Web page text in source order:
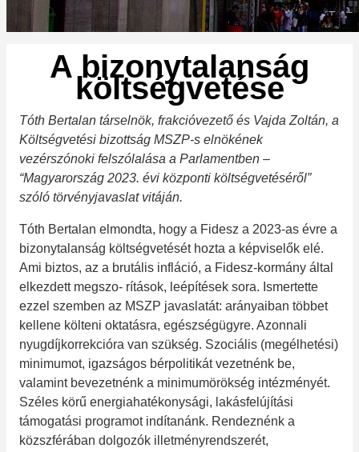
A bizonytalanság
költségvetése
Tóth Bertalan társelnök, frakcióvezető és Vajda Zoltán, a
Költségvetési bizottság MSZP-s elnökének
vezérszónoki felszólalása a Parlamentben –
“Magyarország 2023. évi központi költségvetéséről”
szóló törvényjavaslat vitáján.
Tóth Bertalan elmondta, hogy a Fidesz a 2023-as évre a
bizonytalanság költségvetését hozta a képviselők elé.
Ami biztos, az a brutális infláció, a Fidesz-kormány által
elkezdett megszo- rítások, leépítések sora. Ismertette
ezzel szemben az MSZP javaslatát: arányaiban többet
kellene költeni oktatásra, egészségügyre. Azonnali
nyugdíjkorrekcióra van szükség. Szociális (megélhetési)
minimumot, igazságos bérpolitikát vezetnénk be,
valamint bevezetnénk a minimumörökség intézményét.
Széles körű energiahatékonysági, lakásfelújítási
támogatási programot indítanánk. Rendeznénk a
közszférában dolgozók illetményrendszerét,